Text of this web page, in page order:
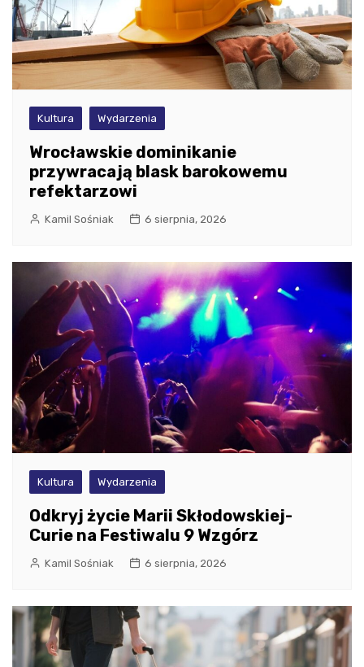
Kultura Wydarzenia
Wrocławskie dominikanie
przywracają blask barokowemu
refektarzowi
Kamil Sośniak 6 sierpnia, 2026
Kultura Wydarzenia
Odkryj życie Marii Skłodowskiej-
Curie na Festiwalu 9 Wzgórz
Kamil Sośniak 6 sierpnia, 2026